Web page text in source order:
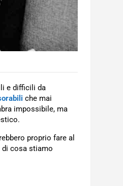
e difficili da
che mai
impossibile, ma
proprio fare al
di cosa stiamo